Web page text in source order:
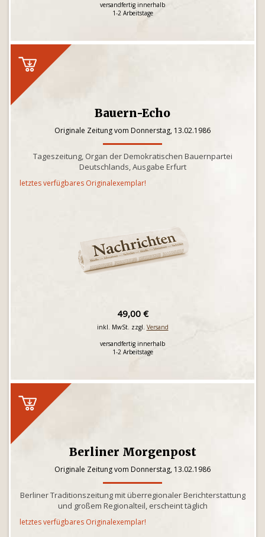
versandfertig innerhalb
1-2 Arbeitstage
Bauern-Echo
Originale Zeitung vom Donnerstag, 13.02.1986
Tageszeitung, Organ der Demokratischen Bauernpartei
Deutschlands, Ausgabe Erfurt
letztes verfügbares Originalexemplar!
49,00 €
inkl. MwSt. zzgl. Versand
versandfertig innerhalb
1-2 Arbeitstage
Berliner Morgenpost
Originale Zeitung vom Donnerstag, 13.02.1986
Berliner Traditionszeitung mit überregionaler Berichterstattung
und großem Regionalteil, erscheint täglich
letztes verfügbares Originalexemplar!